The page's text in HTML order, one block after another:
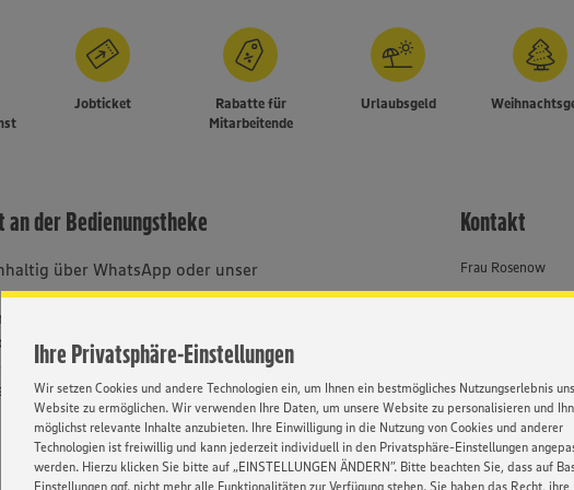
Ihre Privatsphäre-Einstellungen
Wir setzen Cookies und andere Technologien ein, um Ihnen ein bestmögliches Nutzungserlebnis
Website zu ermöglichen. Wir verwenden Ihre Daten, um unsere Website zu personalisieren und
möglichst relevante Inhalte anzubieten. Ihre Einwilligung in die Nutzung von Cookies und anderer
Technologien ist freiwillig und kann jederzeit individuell in den Privatsphäre-Einstellungen
werden. Hierzu klicken Sie bitte auf „EINSTELLUNGEN ÄNDERN”. Bitte beachten Sie, dass auf
Einstellungen ggf. nicht mehr alle Funktionalitäten zur Verfügung stehen. Sie haben das Recht, ihre
Jobticket
Rabatte für
Mitarbeitende
Urlaubsgeld
der Bedienungstheke
über WhatsApp oder unser
wir um Verständnis, dass wir
- unabhängig von Geschlecht,
Herkunft, Behinderung, Religion, Alter
Kontakt
Frau Rosenow